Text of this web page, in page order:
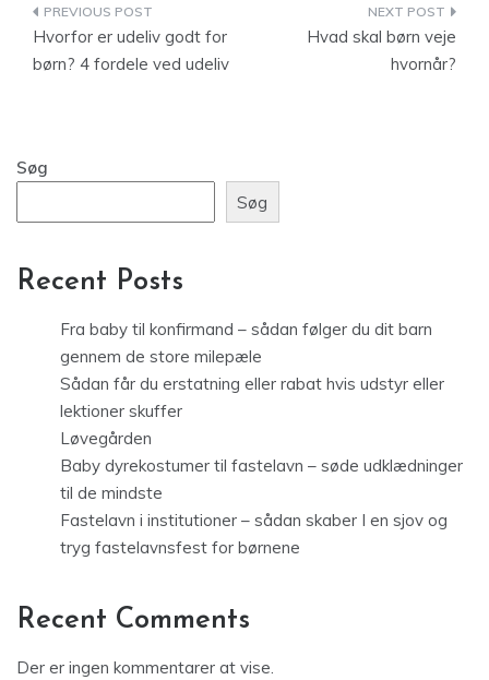
Indlægsnavigation
Hvorfor er udeliv godt for
børn? 4 fordele ved udeliv
Hvad skal børn veje
hvornår?
Søg
Søg
Recent Posts
Fra baby til konfirmand – sådan følger du dit barn
gennem de store milepæle
Sådan får du erstatning eller rabat hvis udstyr eller
lektioner skuffer
Løvegården
Baby dyrekostumer til fastelavn – søde udklædninger
til de mindste
Fastelavn i institutioner – sådan skaber I en sjov og
tryg fastelavnsfest for børnene
Recent Comments
Der er ingen kommentarer at vise.